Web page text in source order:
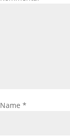
Name *